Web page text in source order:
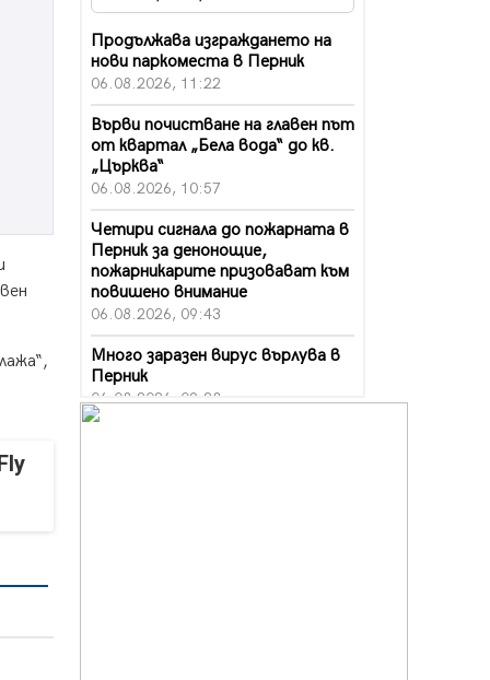
Продължава изграждането на
нови паркоместа в Перник
06.08.2026, 11:22
Върви почистване на главен път
от квартал „Бела вода“ до кв.
„Църква“
06.08.2026, 10:57
Четири сигнала до пожарната в
Перник за денонощие,
пожарникарите призовават към
повишено внимание
06.08.2026, 09:43
Много заразен вирус върлува в
Перник
06.08.2026, 09:28